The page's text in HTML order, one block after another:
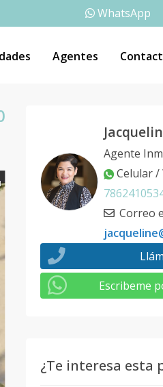
WhatsApp
Agentes
Agente
Celular /
Correo
Escribeme
¿Te interesa esta